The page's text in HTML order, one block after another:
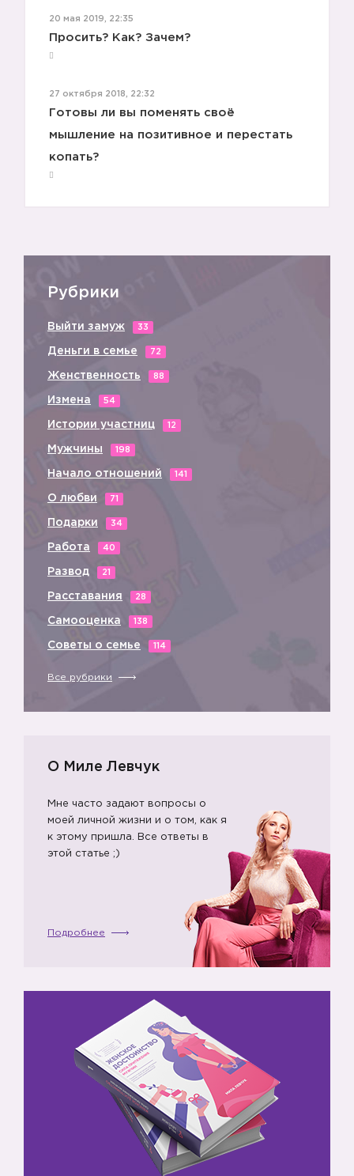
20 мая 2019, 22:35
Просить? Как? Зачем?
27 октября 2018, 22:32
Готовы ли вы поменять своё
мышление на позитивное и перестать
копать?
Рубрики
Выйти замуж 33
Деньги в семье 72
Женственность 88
Измена 54
Истории участниц 12
Мужчины 198
Начало отношений 141
О любви 71
Подарки 34
Работа 40
Развод 21
Расставания 28
Самооценка 138
Советы о семье 114
Все рубрики
О Миле Левчук
Мне часто задают вопросы о
моей личной жизни и о том, как я
к этому пришла. Все ответы в
этой статье ;)
Подробнее